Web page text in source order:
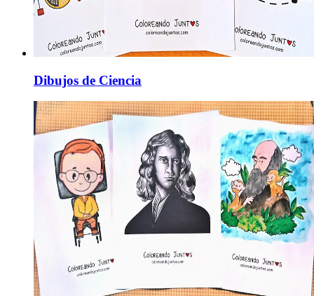
Dibujos de Ciencia